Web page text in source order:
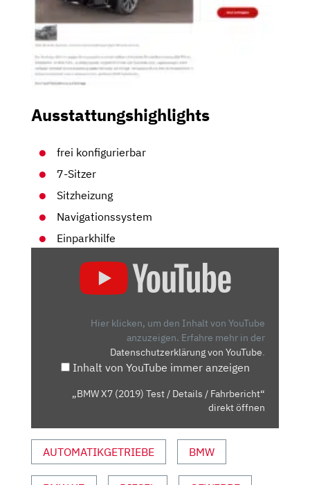
Ausstattungshighlights
frei konfigurierbar
7-Sitzer
Sitzheizung
Navigationssystem
Einparkhilfe
FAHRBERICHT“
Hier klicken, um den Inhalt von YouTube
anzuzeigen. Erfahre mehr in der
Datenschutzerklärung von YouTube.
Inhalt von YouTube immer anzeigen
„BMW X7 (2019) Test / Details / Fahrbericht“
direkt öffnen
AUTOMATIKGETRIEBE BMW